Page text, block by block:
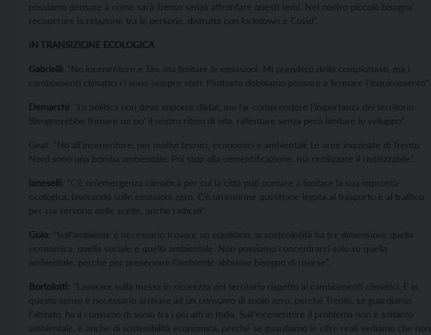
possiamo pensare a come sarà Trento senza affrontare questi temi. Nel nostro piccolo bisogna
recuperare la relazione tra le persone, distrutta con lockdown e Covid”.
IN TRANSIZIONE ECOLOGICA
Gabrielli: “No inceneritore e Tav, ma limitare le emissioni. Mi prenderò della complottasti, ma i
cambiamenti climatici ci sono sempre stati. Piuttosto dobbiamo pensare a fermare l’inquinamento”.
Demarchi: “La politica non deve imporre diktat, ma far comprendere l’importanza del territorio.
Bisognerebbe frenare un po’ il nostro ritmo di vita, rallentare senza però limitare lo sviluppo”.
Geat: “No all’inceneritore, per motivi tecnici, economici e ambientali. Le aree inquinate di Trento
Nord sono una bomba ambientale. Poi stop alla cementificazione, ma riutilizzare il riutilizzabile”.
Ianeselli: “C’è un’emergenza climatica per cui la città può puntare a limitare la sua impronta
ecologica, lavorando sulle emissioni zero. C’è un’enorme questione legata al trasporto e al traffico
per cui servono delle scelte, anche radicali”.
Goio: “Sull’ambiente è necessario trovare un equilibrio: la sostenibilità ha tre dimensioni, quella
economica, quella sociale e quella ambientale. Non possiamo concentrarci solo su quella
ambientale, perché per preservare l’ambiente abbiamo bisogno di risorse”.
Bortolotti: “Lavorare sulla messa in sicurezza del territorio rispetto ai cambiamenti climatici. E in
questo senso è necessario arrivare ad un consumo di suolo zero, perché Trento, se guardiamo
l’abitato, ha il consumo di suolo tra i più alti in Italia. Sull’inceneritore il problema non è soltanto
ambientale, è anche di sostenibilità economica, perché se guardiamo le cifre reali vediamo che non